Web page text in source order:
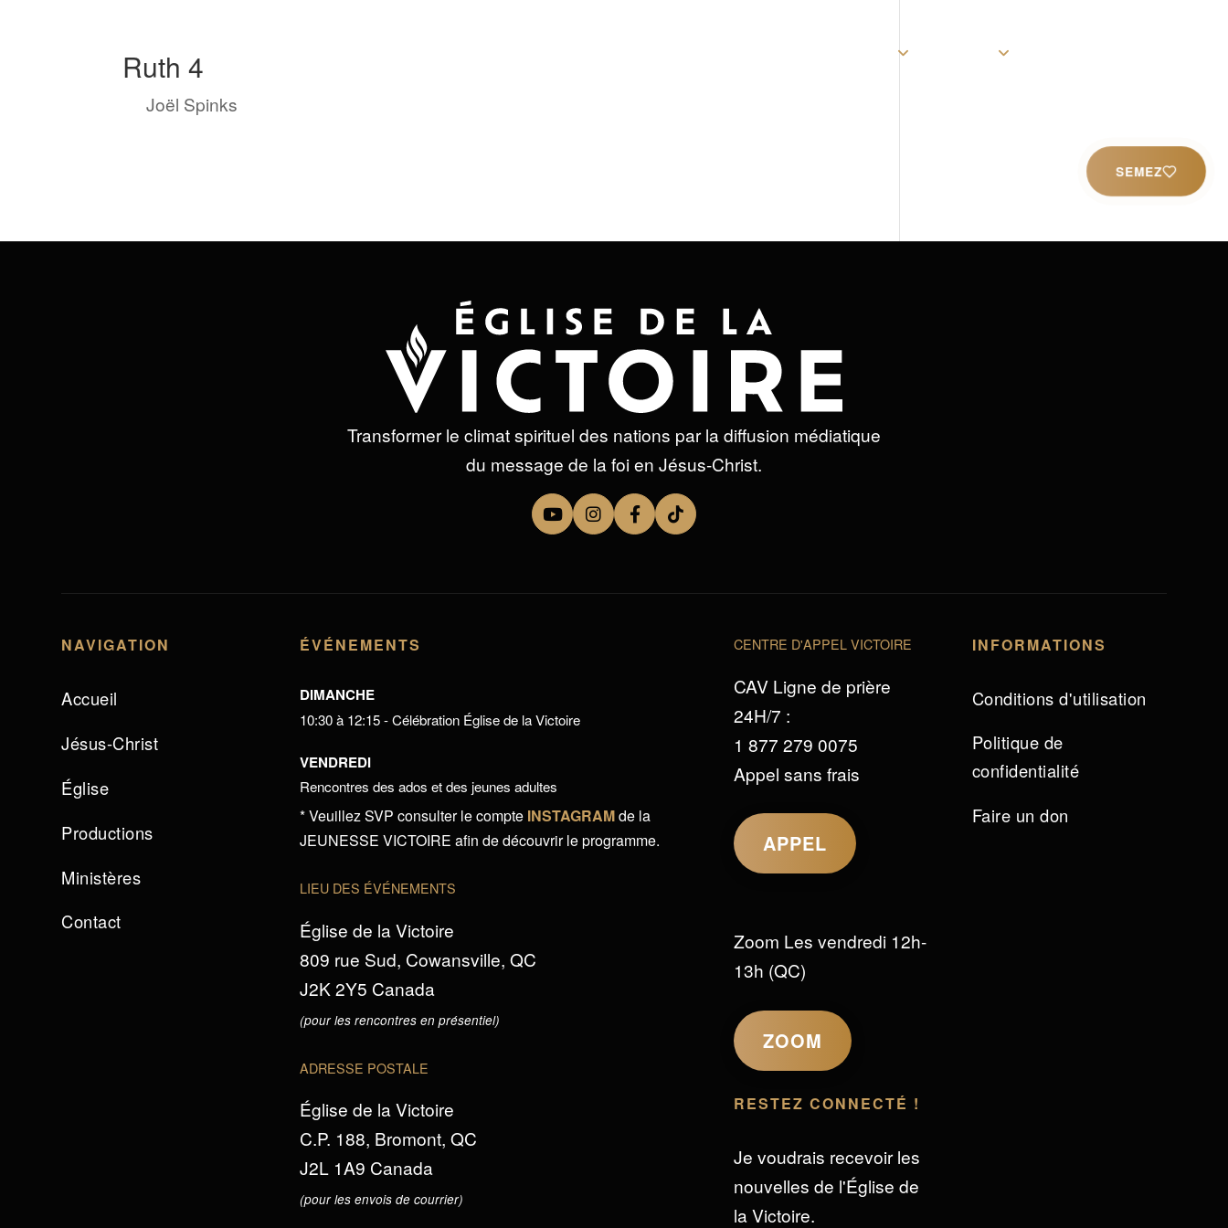
SEMEZ
Ruth 4
byJoël Spinks
Transformer le climat spirituel des nations par la diffusion médiatique
du message de la foi en Jésus-Christ.
NAVIGATION
Accueil
Jésus-Christ
Église
Productions
Ministères
Contact
ÉVÉNEMENTS
DIMANCHE
10:30 à 12:15 - Célébration Église de la Victoire
VENDREDI
Rencontres des ados et des jeunes adultes
* Veuillez SVP consulter le compte INSTAGRAMde la
JEUNESSE VICTOIRE afin de découvrir le programme.
LIEU DES ÉVÉNEMENTS
Église de la Victoire
809 rue Sud, Cowansville, QC
J2K 2Y5 Canada
(pour les rencontres en présentiel)
ADRESSE POSTALE
Église de la Victoire
C.P. 188, Bromont, QC
J2L 1A9 Canada
(pour les envois de courrier)
CENTRE D'APPEL VICTOIRE
CAV Ligne de prière
24H/7 :
1 877 279 0075
Appel sans frais
APPEL
Zoom Les vendredi 12h-
13h (QC)
ZOOM
RESTEZ CONNECTÉ !
Je voudrais recevoir les
nouvelles de l'Église de
la Victoire.
INFORMATIONS
Conditions d'utilisation
Politique de
confidentialité
Faire un don